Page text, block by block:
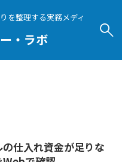
を整理する実務メディ
・ラボ
仕入れ資金が足りな